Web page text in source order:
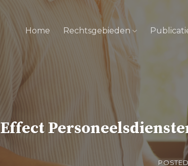
Home Rechtsgebieden
Effect